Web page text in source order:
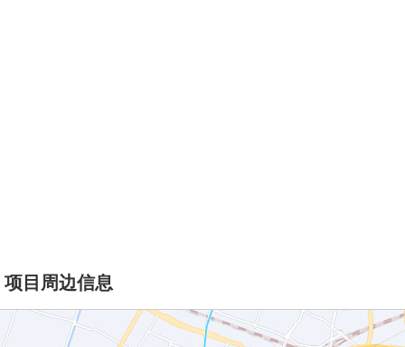
项目周边信息